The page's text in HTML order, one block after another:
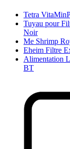
Tetra
Tuyau pour
Noir
Me Shrimp
Eheim Filtre
Alimentation
BT